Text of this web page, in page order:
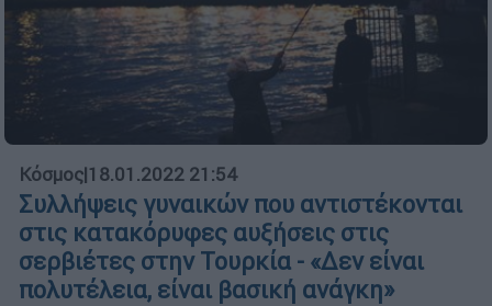
Κόσμος|18.01.2022 21:54
Συλλήψεις γυναικών που αντιστέκονται
στις κατακόρυφες αυξήσεις στις
σερβιέτες στην Τουρκία - «Δεν είναι
πολυτέλεια, είναι βασική ανάγκη»